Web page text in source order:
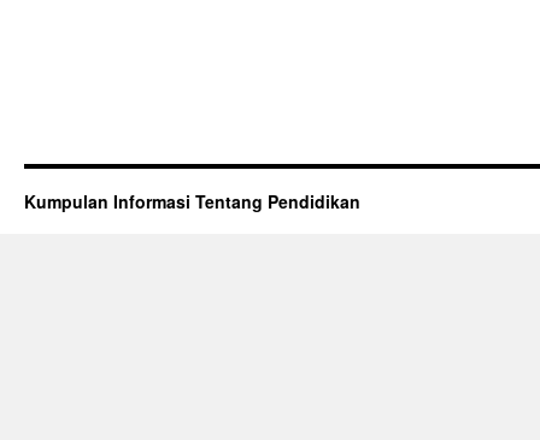
Kumpulan Informasi Tentang Pendidikan